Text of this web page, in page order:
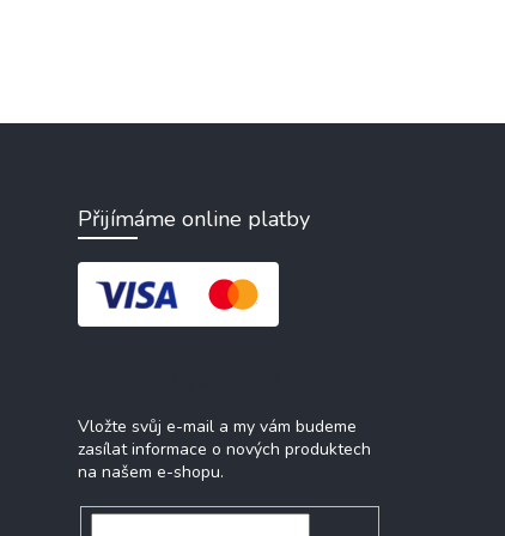
Přijímáme online platby
Vložte svůj e-mail a my vám budeme
zasílat informace o nových produktech
na našem e-shopu.